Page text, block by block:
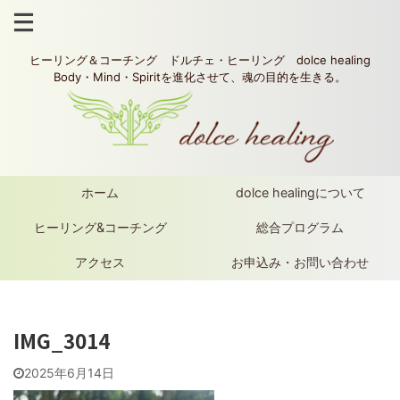
ヒーリング＆コーチング ドルチェ・ヒーリング dolce healing
Body・Mind・Spiritを進化させて、魂の目的を生きる。
ホーム dolce healingについて
ヒーリング&コーチング 総合プログラム
アクセス お申込み・お問い合わせ
IMG_3014
2025年6月14日